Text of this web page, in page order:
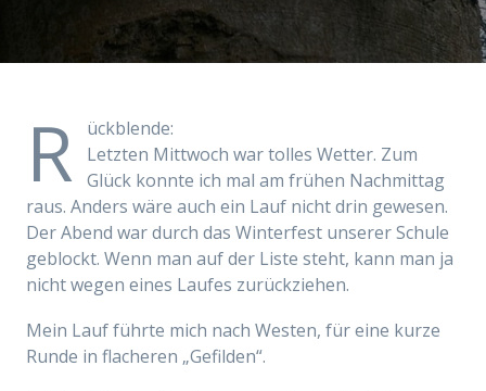
R
ückblende:
Letzten Mittwoch war tolles Wetter. Zum
Glück konnte ich mal am frühen Nachmittag
raus. Anders wäre auch ein Lauf nicht drin gewesen.
Der Abend war durch das Winterfest unserer Schule
geblockt. Wenn man auf der Liste steht, kann man ja
nicht wegen eines Laufes zurückziehen.
Mein Lauf führte mich nach Westen, für eine kurze
Runde in flacheren „Gefilden“.